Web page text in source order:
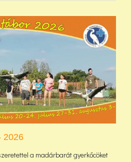
2026
a madárbarát gyerkőcöket